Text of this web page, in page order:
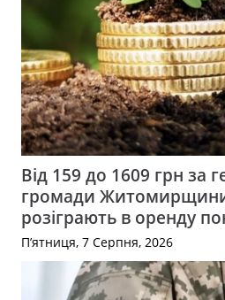
Від 159 до 1609 грн за
громади Житомирщини
розіграють в оренду
П’ятниця, 7 Серпня, 2026